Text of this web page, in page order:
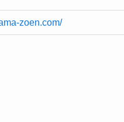
zoen.com/